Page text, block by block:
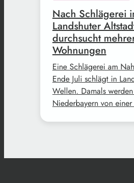
Nach Schlägerei
Landshuter
durchsucht
Wohnungen
Eine Schlägerei am
Ende Juli schlägt in
Wellen. Damals
Niederbayern von